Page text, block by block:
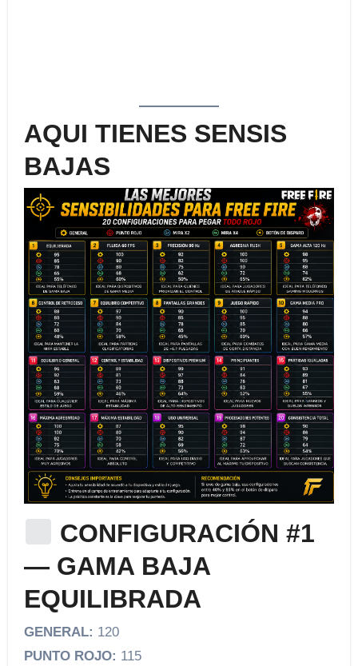
AQUI TIENES SENSIS
BAJAS
CONFIGURACIÓN #1
— GAMA BAJA
EQUILIBRADA
GENERAL: 120
PUNTO ROJO: 115